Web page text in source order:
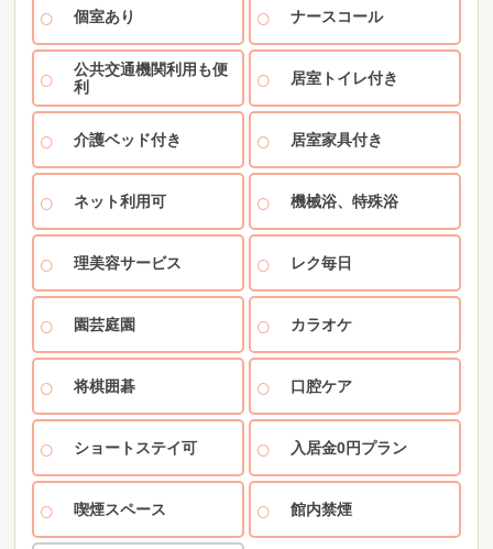
個室あり ナースコール
公共交通機関利用も便
利
居室トイレ付き
介護ベッド付き 居室家具付き
ネット利用可 機械浴、特殊浴
理美容サービス レク毎日
園芸庭園 カラオケ
将棋囲碁 口腔ケア
ショートステイ可 入居金0円プラン
喫煙スペース 館内禁煙